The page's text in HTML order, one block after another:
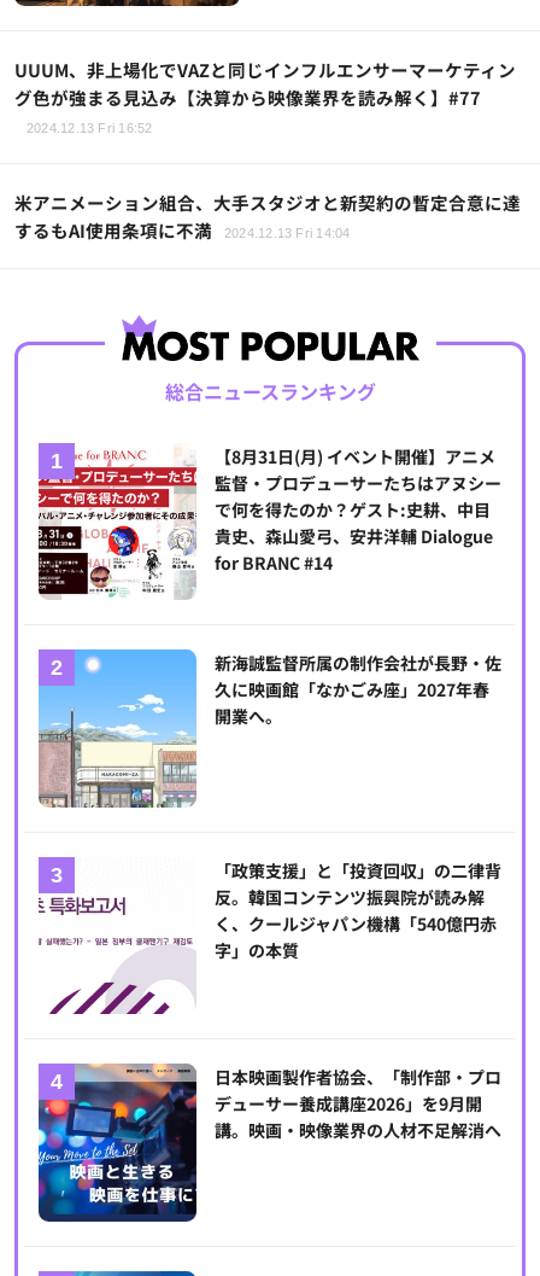
UUUM、非上場化でVAZと同じインフルエンサーマーケティン
グ色が強まる見込み【決算から映像業界を読み解く】#77
2024.12.13 Fri 16:52
米アニメーション組合、大手スタジオと新契約の暫定合意に達
するもAI使用条項に不満
2024.12.13 Fri 14:04
総合ニュースランキング
【8月31日(月) イベント開催】アニメ
監督・プロデューサーたちはアヌシー
で何を得たのか？ゲスト:史耕、中目
貴史、森山愛弓、安井洋輔 Dialogue
for BRANC #14
新海誠監督所属の制作会社が長野・佐
久に映画館「なかごみ座」2027年春
開業へ。
「政策支援」と「投資回収」の二律背
反。韓国コンテンツ振興院が読み解
く、クールジャパン機構「540億円赤
字」の本質
日本映画製作者協会、「制作部・プロ
デューサー養成講座2026」を9月開
講。映画・映像業界の人材不足解消へ